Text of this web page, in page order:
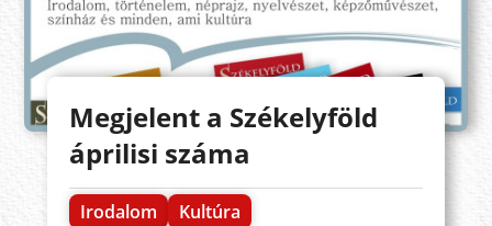
Megjelent a Székelyföld
áprilisi száma
Irodalom
Kultúra